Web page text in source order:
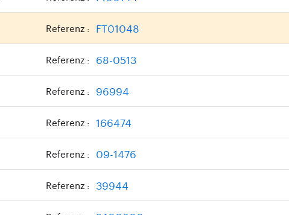
Referenz : FT01048
Referenz : 68-0513
Referenz : 96994
Referenz : 166474
Referenz : 09-1476
Referenz : 39944